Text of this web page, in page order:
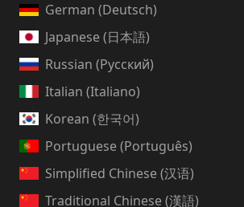
German (Deutsch)
Japanese (日本語)
Russian (Русский)
Italian (Italiano)
Korean (한국어)
Portuguese (Português)
Simplified Chinese (汉语)
Traditional Chinese (漢語)